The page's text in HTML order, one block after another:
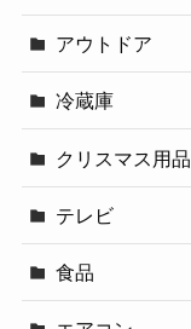
アウトドア
冷蔵庫
クリスマス用品
テレビ
食品